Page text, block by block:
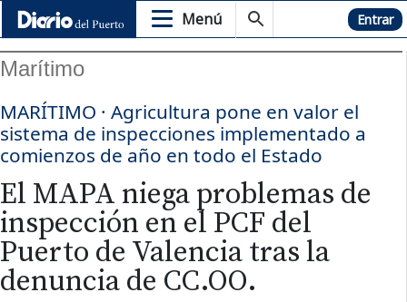
Menú Hemeroteca Entrar
Marítimo
MARÍTIMO · Agricultura pone en valor el
sistema de inspecciones implementado a
comienzos de año en todo el Estado
El MAPA niega problemas de
inspección en el PCF del
Puerto de Valencia tras la
denuncia de CC.OO.